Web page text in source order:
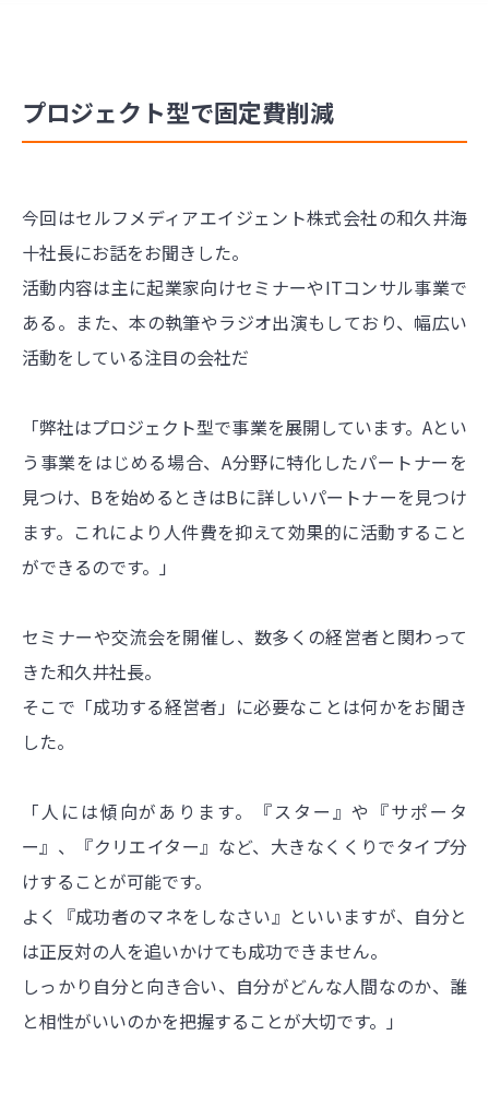
プロジェクト型で固定費削減
今回はセルフメディアエイジェント株式会社の和久井海
十社長にお話をお聞きした。
活動内容は主に起業家向けセミナーやITコンサル事業で
ある。また、本の執筆やラジオ出演もしており、幅広い
活動をしている注目の会社だ
「弊社はプロジェクト型で事業を展開しています。Aとい
う事業をはじめる場合、A分野に特化したパートナーを
見つけ、Bを始めるときはBに詳しいパートナーを見つけ
ます。これにより人件費を抑えて効果的に活動すること
ができるのです。」
セミナーや交流会を開催し、数多くの経営者と関わって
きた和久井社長。
そこで「成功する経営者」に必要なことは何かをお聞き
した。
「人には傾向があります。『スター』や『サポータ
ー』、『クリエイター』など、大きなくくりでタイプ分
けすることが可能です。
よく『成功者のマネをしなさい』といいますが、自分と
は正反対の人を追いかけても成功できません。
しっかり自分と向き合い、自分がどんな人間なのか、誰
と相性がいいのかを把握することが大切です。」